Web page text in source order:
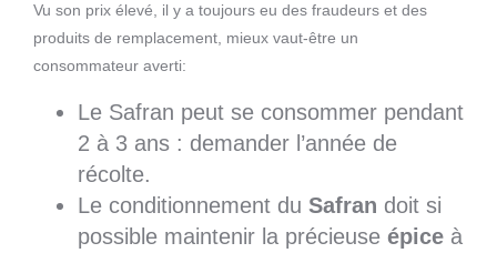
Vu son prix élevé, il y a toujours eu des fraudeurs et des
produits de remplacement, mieux vaut-être un
consommateur averti:
Le Safran peut se consommer pendant
2 à 3 ans : demander l’année de
récolte.
Le conditionnement du Safran doit si
possible maintenir la précieuse épice à